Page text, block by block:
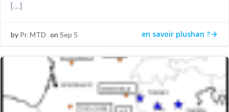
[…]
by Pr. MTD on Sep 5 en savoir plushan ?